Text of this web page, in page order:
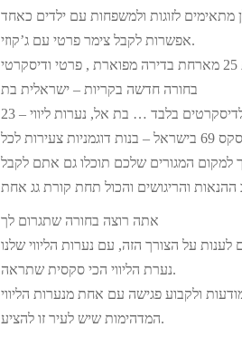
אפשרות לקבל צימר פרטי עם ג’קוזי.
בחורה חדשה בקריות – ישראלית בת
לדיסקרטים בלבד … בת אל, נערות ליווי
לכל
למקום המגורים שלכם תוכלו גם אתם לקבל
אתה רוצה בחורה שתגרום לך
נערת הליווי הכי סקסית שתראה.
ולקבוע פגישה עם אחת מנערות הליווי
המדהימות שיש לעיר זו להציע.